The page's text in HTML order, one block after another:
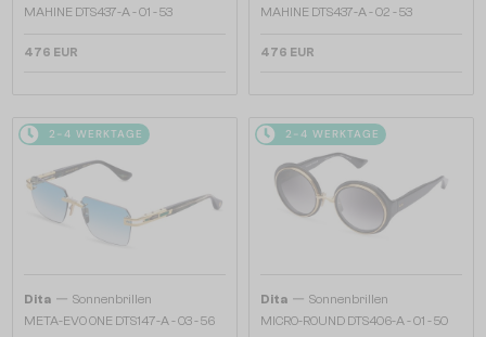
MAHINE DTS437-A - 01 - 53
476 EUR
MAHINE DTS437-A - 02 - 53
476 EUR
2-4 WERKTAGE
Dita — Sonnenbrillen
META-EVO ONE DTS147-A - 03 - 56
2-4 WERKTAGE
Dita — Sonnenbrillen
MICRO-ROUND DTS406-A - 01 - 50